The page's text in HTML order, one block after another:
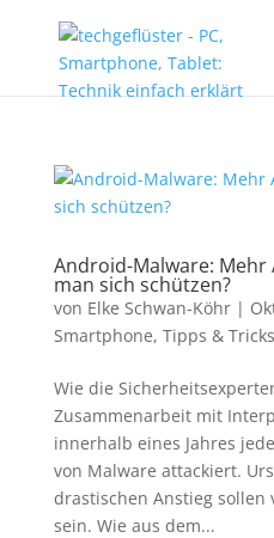
Android-Malware: Mehr
man sich schützen?
von Elke Schwan-Köhr|
Smartphone, Tipps & Tricks
Wie die
Zusammenarbeit mit
innerhalb eines Jahres
von Malware attackiert.
drastischen Anstieg sollen
sein. Wie aus dem...